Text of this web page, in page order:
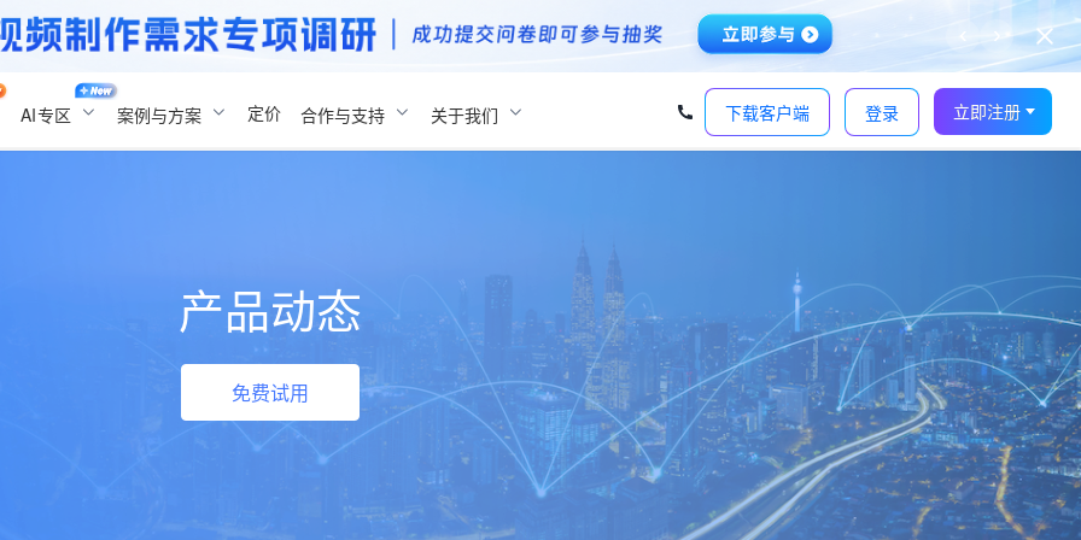
‹ ›
AI专区 案例与方案 定价 合作与支持 关于我们 下载客户端 登录 立即注册
产品动态
免费试用